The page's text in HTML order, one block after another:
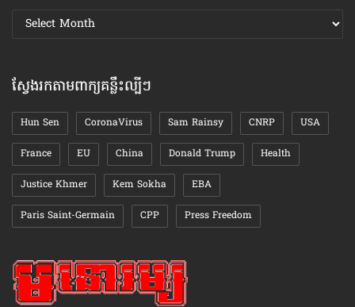
ស្វែងរក
ឯកសារ
ស្វែងរកតាមពាក្យគន្លឹះល្បីៗ
Hun Sen CoronaVirus Sam Rainsy CNRP USA
France EU China Donald Trump Health
Justice Khmer Kem Sokha EBA
Paris Saint-Germain CPP Press Freedom